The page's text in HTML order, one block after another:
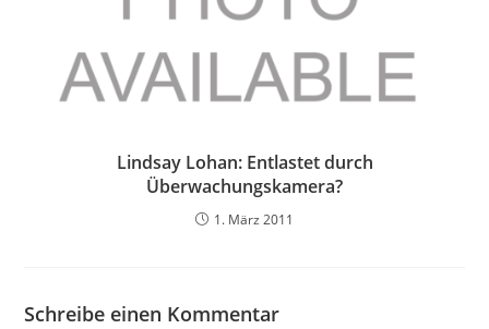
Lindsay Lohan: Entlastet durch
Überwachungskamera?
1. März 2011
Schreibe einen Kommentar